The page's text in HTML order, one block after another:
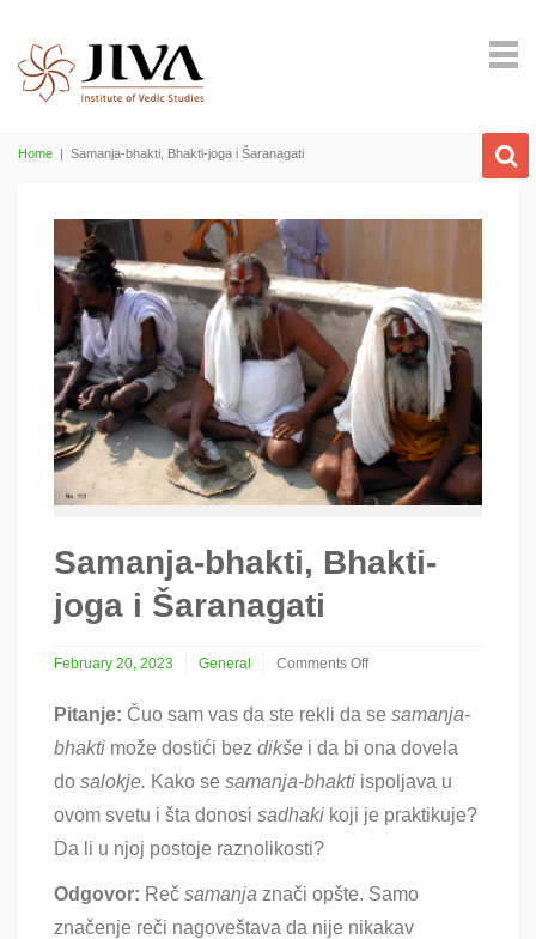
Home | Samanja-bhakti, Bhakti-joga i Šaranagati
Samanja-bhakti, Bhakti-
joga i Šaranagati
February 20, 2023 General
Comments Off
Samanja-
bhakti,
Bhakti-
i
Šaranagati
Pitanje: Čuo sam vas da ste rekli da se samanja-
bhakti može dostići bez dikše i da bi ona dovela
do salokje. Kako se samanja-bhakti ispoljava u
ovom svetu i šta donosi sadhaki koji je praktikuje?
Da li u njoj postoje raznolikosti?
Odgovor: Reč samanja znači opšte. Samo
značenje reči nagoveštava da nije nikakav